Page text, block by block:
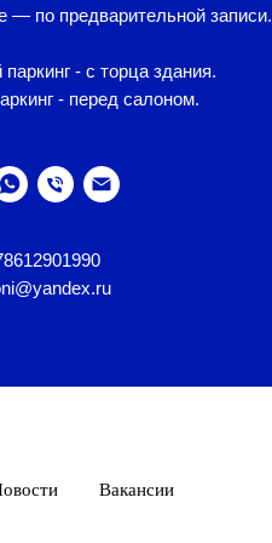
— по предварительной записи.
- с торца здания.
- перед салоном.
Вакансии